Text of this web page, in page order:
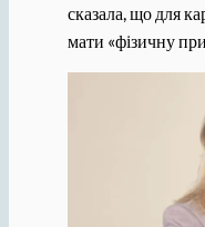
сказала, що для
мати «фізичну